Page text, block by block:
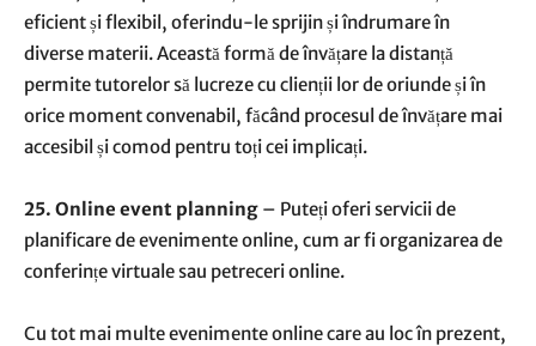
eficient și flexibil, oferindu-le sprijin și îndrumare în
diverse materii. Această formă de învățare la distanță
permite tutorelor să lucreze cu clienții lor de oriunde și în
orice moment convenabil, făcând procesul de învățare mai
accesibil și comod pentru toți cei implicați.
25. Online event planning – Puteți oferi servicii de
planificare de evenimente online, cum ar fi organizarea de
conferințe virtuale sau petreceri online.
Cu tot mai multe evenimente online care au loc în prezent,